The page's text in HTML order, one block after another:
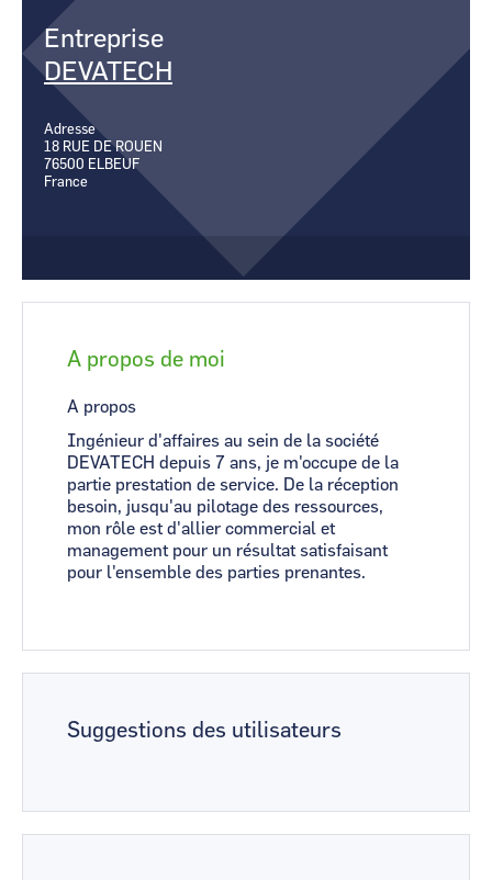
CCI Business
Occitanie
CCI Business
Pays de la Loire
Occitanie
CCI Business
Entreprise
DEVATECH
Adresse
18 RUE DE ROUEN
76500 ELBEUF
France
A propos de moi
A propos
Ingénieur d'affaires au sein de la société
DEVATECH depuis 7 ans, je m'occupe de la
partie prestation de service. De la réception
besoin, jusqu'au pilotage des ressources,
mon rôle est d'allier commercial et
management pour un résultat satisfaisant
pour l'ensemble des parties prenantes.
Suggestions des utilisateurs